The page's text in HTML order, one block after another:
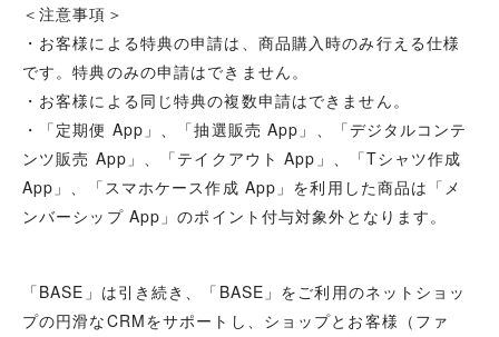
＜注意事項＞
・ お客様による特典の申請は、商品購入時のみ行える仕様
です。特典のみの申請はできません。
・お客様による同じ特典の複数申請はできません。
・「定期便 App」、「抽選販売 App」、「デジタルコンテ
ンツ販売 App」、「テイクアウト App」、「Tシャツ作成
App」、「スマホケース作成 App」を利用した商品は「メ
ンバーシップ App」のポイント付与対象外となります。
「BASE」は引き続き、「BASE」をご利用のネットショッ
プの円滑なCRMをサポートし、ショップとお客様（ファ